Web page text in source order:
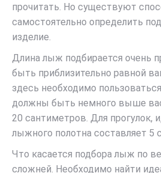
прочитать. Но существуют
самостоятельно определить
изделие.
Длина лыж подбирается очень
быть приблизительно равной
здесь необходимо
должны быть немного выше
20 сантиметров. Для прогулок,
лыжного полотна составляет 5
Что касается подбора лыж по
сложней. Необходимо найти